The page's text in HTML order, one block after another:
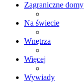
Zagraniczne domy
Na świecie
Wnętrza
Więcej
Wywiady